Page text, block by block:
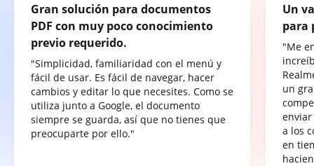
Gran solución para documentos
PDF con muy poco conocimiento
previo requerido.
"Simplicidad, familiaridad con el menú y
fácil de usar. Es fácil de navegar, hacer
cambios y editar lo que necesites. Como se
utiliza junto a Google, el documento
siempre se guarda, así que no tienes que
preocuparte por ello."
Un
para
"Me
un
a los
en